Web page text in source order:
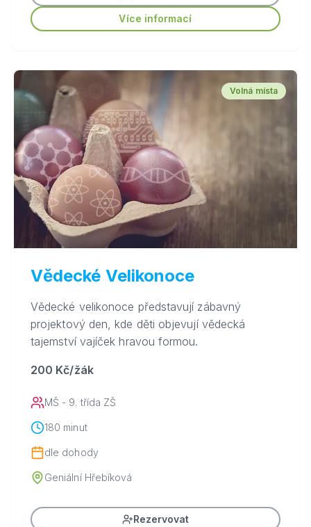
Více informací
Volná místa
Vědecké Velikonoce
Vědecké velikonoce představují zábavný
projektový den, kde děti objevují vědecká
tajemství vajíček hravou formou.
200 Kč/žák
MŠ - 9. třída ZŠ
180 minut
dle dohody
Geniální Hřebíková
Rezervovat